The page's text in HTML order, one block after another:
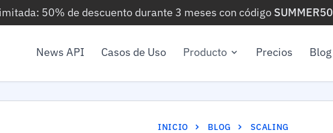
50% de descuento durante 3 meses con código SUMMER50
News API Casos de Uso Producto Precios Blog
INICIO BLOG SCALING